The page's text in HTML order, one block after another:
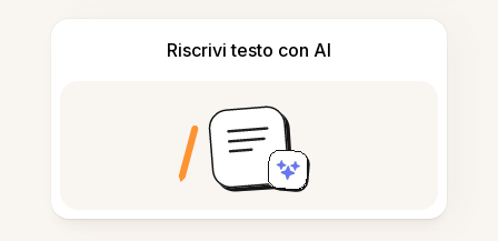
Riscrivi testo con AI